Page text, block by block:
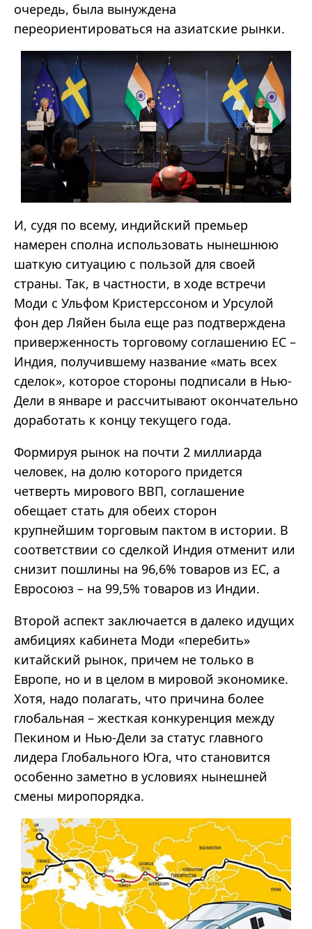
очередь, была вынуждена
переориентироваться на азиатские рынки.
И, судя по всему, индийский премьер
намерен сполна использовать нынешнюю
шаткую ситуацию с пользой для своей
страны. Так, в частности, в ходе встречи
Моди с Ульфом Кристерссоном и Урсулой
фон дер Ляйен была еще раз подтверждена
приверженность торговому соглашению ЕС –
Индия, получившему название «мать всех
сделок», которое стороны подписали в Нью-
Дели в январе и рассчитывают окончательно
доработать к концу текущего года.
Формируя рынок на почти 2 миллиарда
человек, на долю которого придется
четверть мирового ВВП, соглашение
обещает стать для обеих сторон
крупнейшим торговым пактом в истории. В
соответствии со сделкой Индия отменит или
снизит пошлины на 96,6% товаров из ЕС, а
Евросоюз – на 99,5% товаров из Индии.
Второй аспект заключается в далеко идущих
амбициях кабинета Моди «перебить»
китайский рынок, причем не только в
Европе, но и в целом в мировой экономике.
Хотя, надо полагать, что причина более
глобальная – жесткая конкуренция между
Пекином и Нью-Дели за статус главного
лидера Глобального Юга, что становится
особенно заметно в условиях нынешней
смены миропорядка.